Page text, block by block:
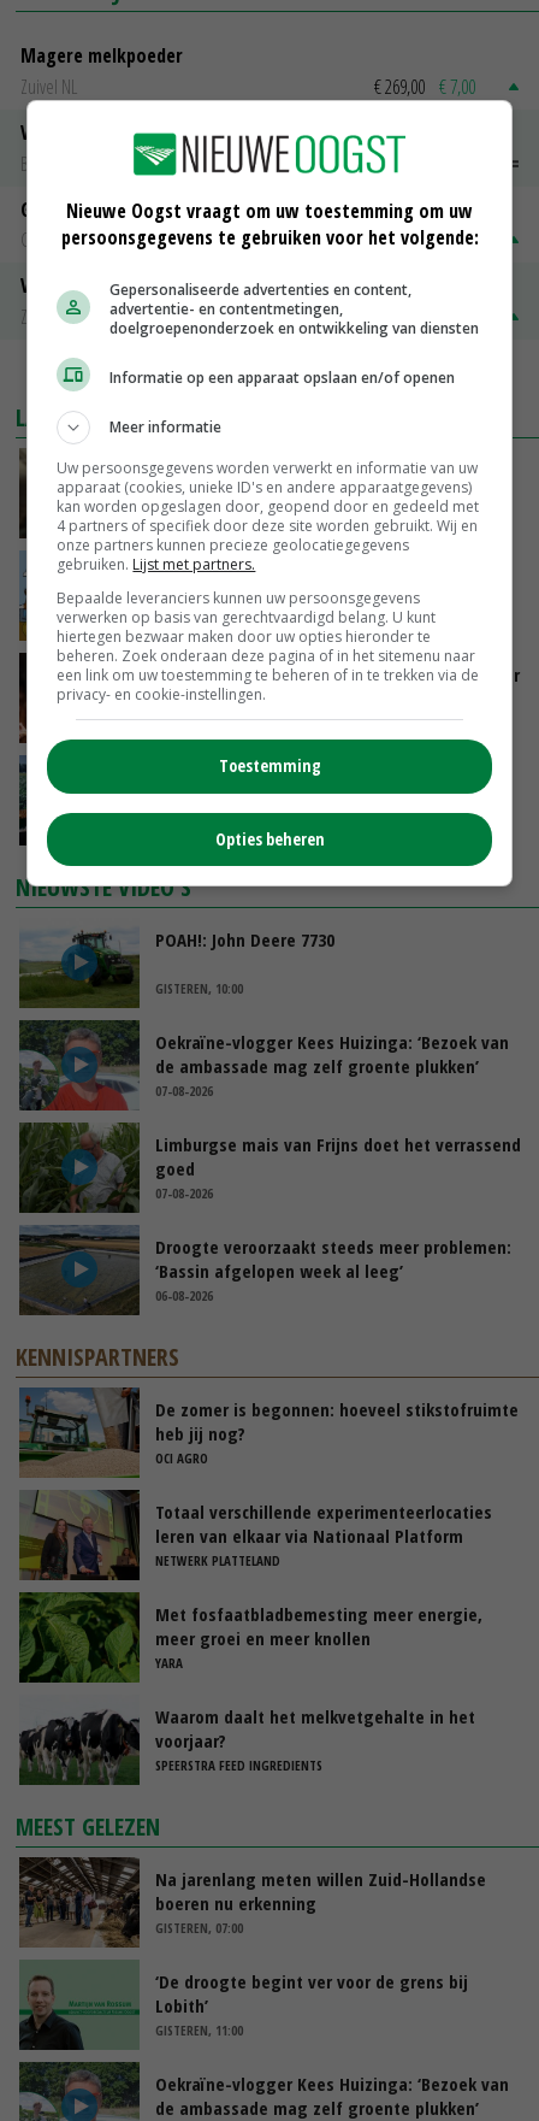
Magere melkpoeder
Zuivel NL
€ 269,00 € 7,00
Vleeskuikens 2001-2600 gr
Barneveld
€ 1,09
Gerst
Groningen
€ 197,00 € 2,00
Volle melkpoeder
Zuivel NL
€ 20,00
MEER MARKTPRIJZEN
LAATSTE NIEUWS
‘Samenwerking A-ware en Amalthea gaat
zorgen voor meer balans’
GISTEREN, 16:01
Internationale vraag naar geitenzuivel blijft
groot: Nederland in Europese top
GISTEREN, 15:33
Vlaamse varkensstapel krimpt, pluimveesector
groeit door schaalvergroting
GISTEREN, 15:20
‘Cijfer jezelf niet weg en doe vooral ook waar
je gelukkig van wordt’
NIEUWSTE VIDEO'S
POAH!: John Deere 7730
GISTEREN, 10:00
Oekraïne-vlogger Kees Huizinga: ‘Bezoek van
de ambassade mag zelf groente plukken’
07-08-2026
Limburgse mais van Frijns doet het verrassend
goed
07-08-2026
Droogte veroorzaakt steeds meer problemen:
‘Bassin afgelopen week al leeg’
06-08-2026
KENNISPARTNERS
De zomer is begonnen: hoeveel stikstofruimte
heb jij nog?
OCI AGRO
Totaal verschillende experimenteerlocaties
leren van elkaar via Nationaal Platform
NETWERK PLATTELAND
Met fosfaatbladbemesting meer energie,
meer groei en meer knollen
YARA
Waarom daalt het melkvetgehalte in het
voorjaar?
SPEERSTRA FEED INGREDIENTS
MEEST GELEZEN
Na jarenlang meten willen Zuid-Hollandse
boeren nu erkenning
GISTEREN, 07:00
‘De droogte begint ver voor de grens bij
Lobith’
GISTEREN, 11:00
Oekraïne-vlogger Kees Huizinga: ‘Bezoek van
de ambassade mag zelf groente plukken’
Nieuwe Oogst vraagt om uw toestemming om uw
persoonsgegevens te gebruiken voor het volgende:
Gepersonaliseerde advertenties en content,
advertentie- en contentmetingen,
doelgroepenonderzoek en ontwikkeling van diensten
Informatie op een apparaat opslaan en/of openen
Meer informatie
Uw persoonsgegevens worden verwerkt en informatie van uw
apparaat (cookies, unieke ID's en andere apparaatgegevens)
kan worden opgeslagen door, geopend door en gedeeld met
4 partners of specifiek door deze site worden gebruikt. Wij en
onze partners kunnen precieze geolocatiegegevens
gebruiken. Lijst met partners.
Bepaalde leveranciers kunnen uw persoonsgegevens
verwerken op basis van gerechtvaardigd belang. U kunt
hiertegen bezwaar maken door uw opties hieronder te
beheren. Zoek onderaan deze pagina of in het sitemenu naar
een link om uw toestemming te beheren of in te trekken via de
privacy- en cookie-instellingen.
Toestemming
Opties beheren